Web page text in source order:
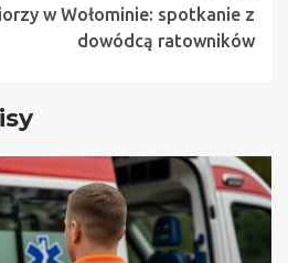
w Wołominie: spotkanie z
dowódcą ratowników